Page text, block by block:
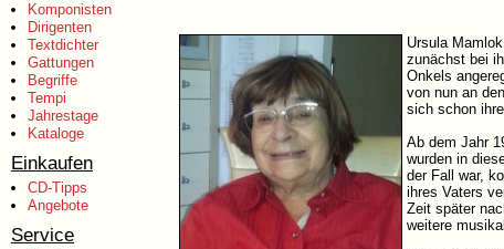
Komponisten
Dirigenten
Textdichter
Gattungen
Begriffe
Tempi
Jahrestage
Kataloge
Einkaufen
CD-Tipps
Angebote
Service
Ursula
zunächst bei
Onkels
von nun an
sich schon
Ab dem Jahr
wurden in
der Fall war,
ihres Vaters
Zeit später
weitere